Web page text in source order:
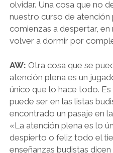
olvidar. Una cosa que no
nuestro curso de atención
comienzas a despertar,
volver a dormir por
AW: Otra cosa que se
atención plena es un
único que lo hace todo.
puede ser en las listas
encontrado un pasaje en
«La atención plena es lo
despierto o feliz todo el
enseñanzas budistas